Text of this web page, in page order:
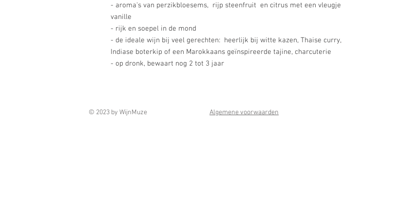
- aroma's van perzikbloesems, rijp steenfruit en citrus met een vleugje
vanille
- rijk en soepel in de mond
- de ideale wijn bij veel gerechten: heerlijk bij witte kazen, Thaise curry,
Indiase boterkip of een Marokkaans geïnspireerde tajine, charcuterie
- op dronk, bewaart nog 2 tot 3 jaar
© 2023 by WijnMuze Algemene voorwaarden